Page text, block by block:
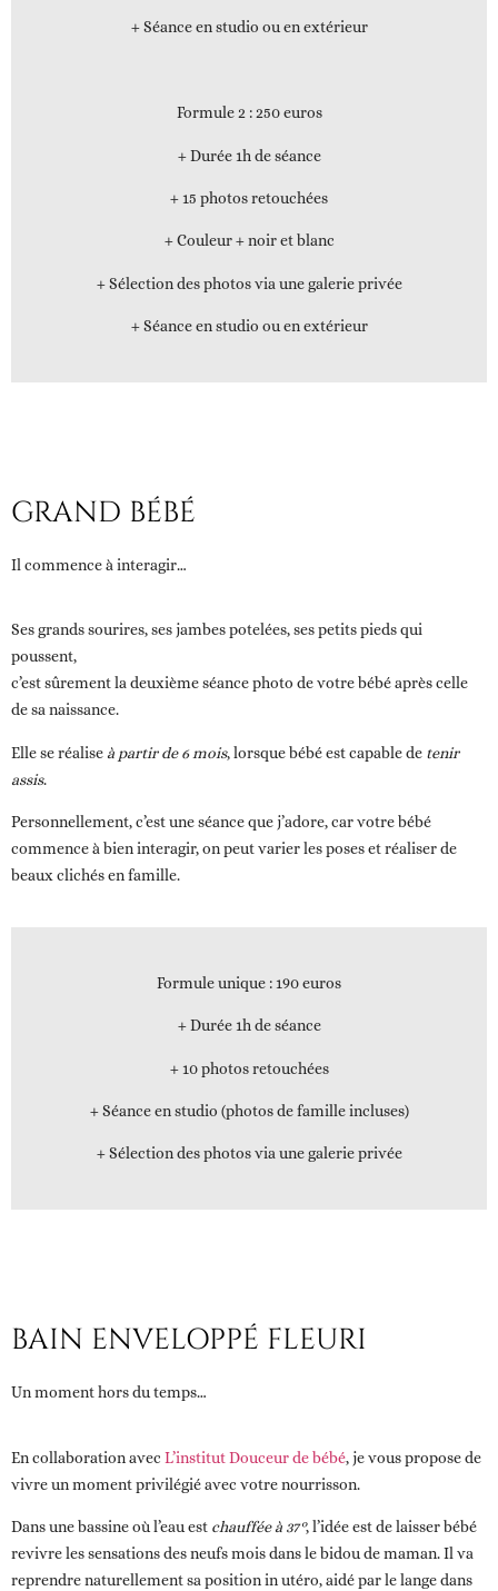
+ Séance en studio ou en extérieur
Formule 2: 250 euros
+ Durée 1h de séance
+ 15 photos retouchées
+ Couleur + noir et blanc
+ Sélection des photos via une galerie privée
+ Séance en studio ou en extérieur
GRAND BÉBÉ
Il commence à interagir…
Ses grands sourires, ses jambes potelées, ses petits pieds qui
poussent,
c’est sûrement la deuxième séance photo de votre bébé après celle
de sa naissance.
Elle se réaliseà partir de 6 mois, lorsque bébé estcapable de tenir
assis.
Personnellement, c’est une séance que j’adore, car votre bébé
commence à bien interagir, on peut varier les poses et réaliser de
beaux clichés en famille.
Formule unique : 190 euros
+ Durée 1h de séance
+ 10 photos retouchées
+ Séance en studio (photos de famille incluses)
+ Sélection des photos via une galerie privée
BAIN ENVELOPPÉ FLEURI
Un moment hors du temps…
En collaboration avec L’institut Douceur de bébé, je vous propose de
vivre un moment privilégié avec votre nourrisson.
Dans une bassine où l’eau est chauffée à 37°, l’idée est de laisser bébé
revivre les sensations des neufs mois dans le bidou de maman. Il va
reprendre naturellement sa position in utéro, aidé par le lange dans